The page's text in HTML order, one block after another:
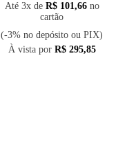
Até 3x de R$ 101,66no
cartão
(-3% no depósito ou PIX)
À vista por R$ 295,85